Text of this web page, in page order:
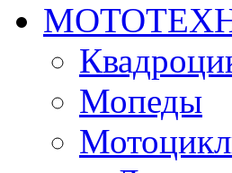
Мопеды